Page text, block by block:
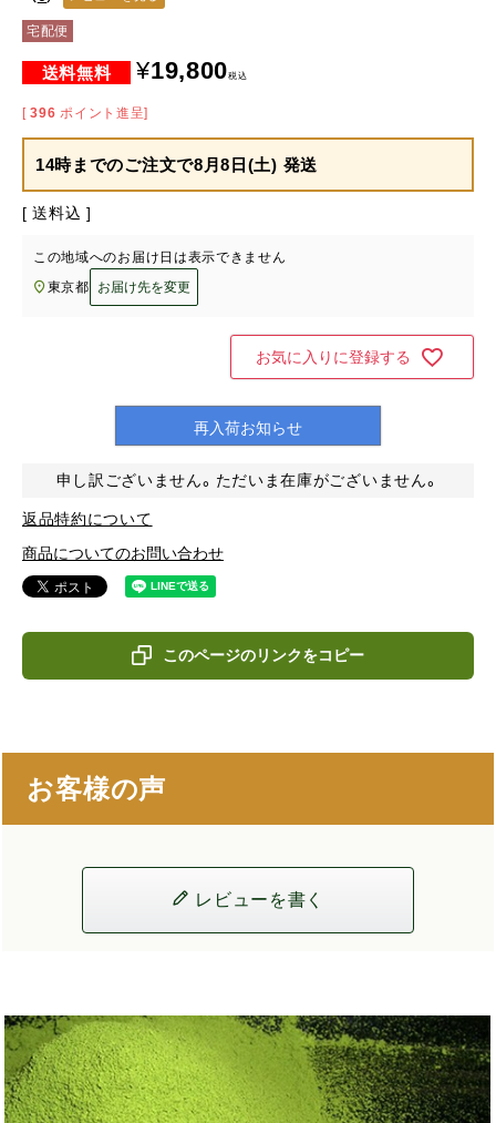
宅配便
¥19,800税込
[ 396 ポイント進呈]
14時までのご注文で8月8日(土) 発送
送料込
この地域へのお届け日は表示できません
東京都
お届け先を変更
お気に入りに登録する
再入荷お知らせ
申し訳ございません。ただいま在庫がございません。
返品特約について
商品についてのお問い合わせ
このページのリンクをコピー
お客様の声
レビューを書く